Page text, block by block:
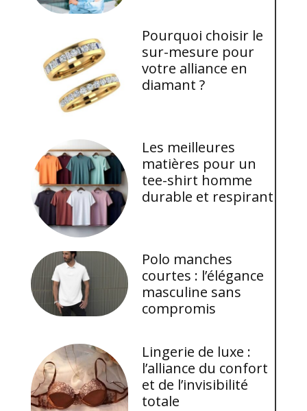
Pourquoi choisir le
sur-mesure pour
votre alliance en
diamant ?
Les meilleures
matières pour un
tee-shirt homme
durable et respirant
Polo manches
courtes : l’élégance
masculine sans
compromis
Lingerie de luxe :
l’alliance du confort
et de l’invisibilité
totale